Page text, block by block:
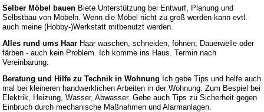
Selber Möbel bauen Biete Unterstützung bei Entwurf, Planung und
Selbstbau von Möbeln. Wenn die Möbel nicht zu groß werden kann evtl.
auch meine (Hobby-)Werkstatt mitbenutzt werden.
Alles rund ums Haar Haar waschen, schneiden, föhnen; Dauerwelle oder
färben - auch kein Problem. Ich komme ins Haus. Termin nach
Vereinbarung.
Beratung und Hilfe zu Technik in Wohnung Ich gebe Tips und helfe auch
mal bei kleineren handwerklichen Arbeiten in der Wohnung. Zum Bespiel bei
Elektrik, Heizung, Wasser, Abwasser. Gebe auch Tips zu Sicherheit gegen
Einbruch durch mechanische Maßnahmen und Alarmanlagen.